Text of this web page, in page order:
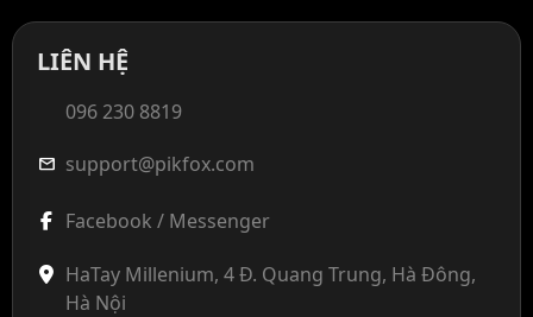
LIÊN HỆ
096 230 8819
mail support@pikfox.com
Facebook / Messenger
HaTay Millenium, 4 Đ. Quang Trung, Hà Đông,
Hà Nội